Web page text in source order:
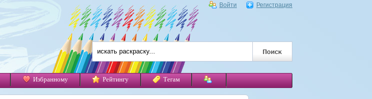
Войти Регистрация
Избранному Рейтингу Тегам